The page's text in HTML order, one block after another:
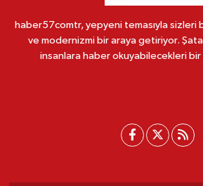
haber57comtr, yepyeni temasıyla sizleri
ve modernizmi bir araya getiriyor.
insanlara haber okuyabilecekleri bir